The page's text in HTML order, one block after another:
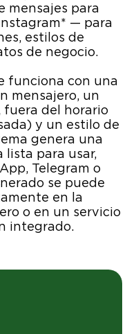
mensajes para
— para
estilos de
de negocio.
funciona con una
mensajero, un
fuera del horario
y un estilo de
genera una
lista para usar,
Telegram o
se puede
en la
o en un servicio
integrado.